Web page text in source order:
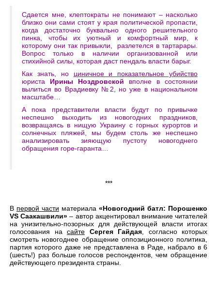
Сдается мне, клептократы не понимают – насколько
близко они сами стоят у края политической пропасти,
когда достаточно буквально одного решительного
пинка, чтобы их уютный и комфортный мир, к
которому они так привыкли, разлетелся в тартарары.
Вопрос только в наличии организованной или
стихийной силы, которая даст пендаль власти барыг.
Как знать, но циничное и показательное убийство
юриста Ирины Ноздровской вполне в состоянии
вылиться во Врадиевку №2, но уже в национальном
масштабе…
А пока представители власти будут по привычке
неспешно выходить из новогодних праздников,
возвращаясь в нищую Украину с горных курортов и
солнечных пляжей, мы будем столь же неспешно
анализировать зияющую пустоту новогоднего
обращения горе-гаранта…
***
В первой части материала «Новогодний батл: Порошенко
VSСаакашвили» – автор акцентировал внимание читателей
на унизительно-позорных для действующей власти итогах
голосования на сайте Сергея Гайдая, согласно которых
смотреть новогоднее обращение оппозиционного политика,
партия которого даже не представлена в Раде, набрало в 6
(шесть!) раз больше голосов респондентов, чем обращение
действующего президента страны.